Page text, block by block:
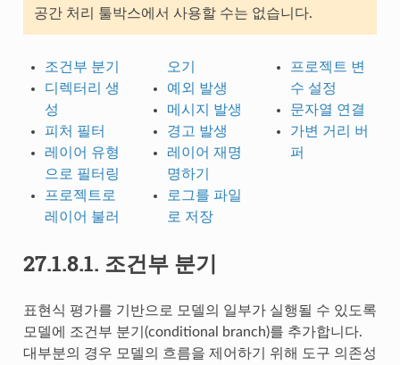
공간 처리 툴박스에서 사용할 수는 없습니다.
조건부 분기
디렉터리 생
성
피처 필터
레이어 유형
으로 필터링
프로젝트로
레이어 불러
오기
예외 발생
메시지 발생
경고 발생
레이어 재명
명하기
로그를 파일
로 저장
프로젝트 변
수 설정
문자열 연결
가변 거리 버
퍼
27.1.8.1. 조건부 분기
표현식 평가를 기반으로 모델의 일부가 실행될 수 있도록
모델에 조건부 분기(conditional branch)를 추가합니다.
대부분의 경우 모델의 흐름을 제어하기 위해 도구 의존성